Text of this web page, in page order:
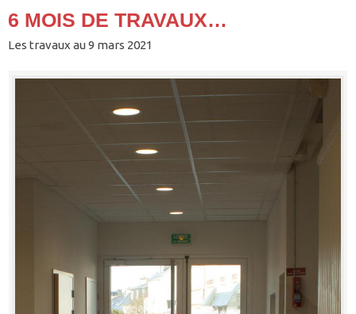
6 MOIS DE TRAVAUX…
Les travaux au 9 mars 2021